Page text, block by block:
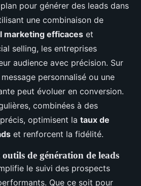
pour générer des leads dans
une combinaison de
marketing efficaces et
selling, les entreprises
audience avec précision. Sur
personnalisé ou une
peut évoluer en conversion.
combinées à des
optimisent la taux de
et renforcent la fidélité.
de génération de leads
le suivi des prospects
Que ce soit pour